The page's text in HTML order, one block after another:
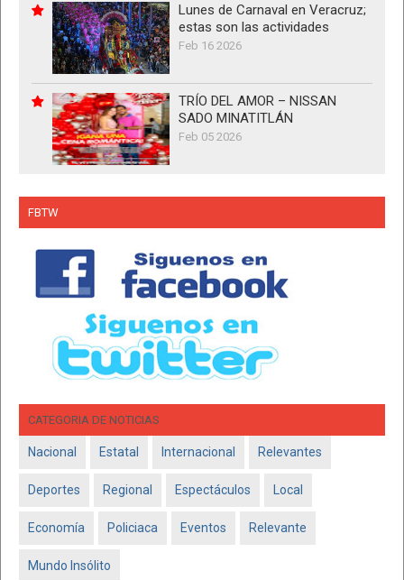
Lunes de Carnaval en Veracruz;
estas son las actividades
Feb 16 2026
TRÍO DEL AMOR – NISSAN
SADO MINATITLÁN
Feb 05 2026
FBTW
CATEGORIA DE NOTICIAS
Nacional Estatal Internacional Relevantes
Deportes Regional Espectáculos Local
Economía Policiaca Eventos Relevante
Mundo Insólito